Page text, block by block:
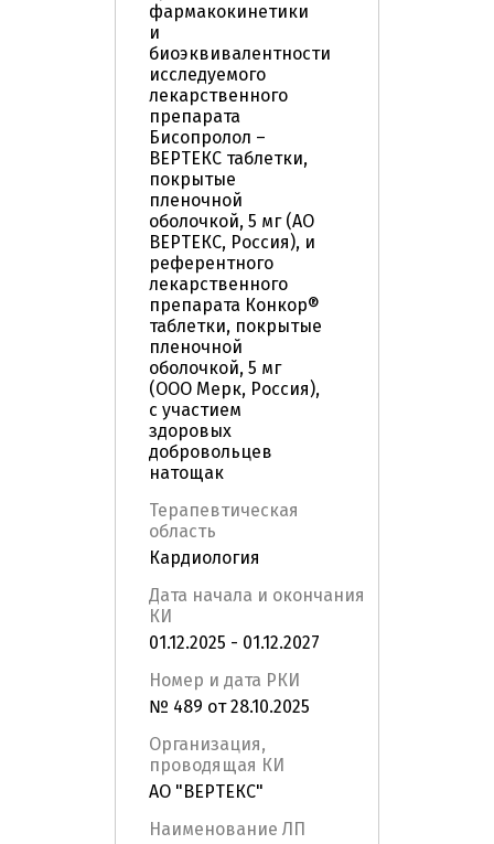
фармакокинетики
и
биоэквивалентности
исследуемого
лекарственного
препарата
Бисопролол –
ВЕРТЕКС таблетки,
покрытые
пленочной
оболочкой, 5 мг (АО
ВЕРТЕКС, Россия), и
референтного
лекарственного
препарата Конкор®
таблетки, покрытые
пленочной
оболочкой, 5 мг
(ООО Мерк, Россия),
с участием
здоровых
добровольцев
натощак
Терапевтическая
область
Кардиология
Дата начала и окончания
КИ
01.12.2025 - 01.12.2027
Номер и дата РКИ
№ 489 от 28.10.2025
Организация,
проводящая КИ
АО "ВЕРТЕКС"
Наименование ЛП